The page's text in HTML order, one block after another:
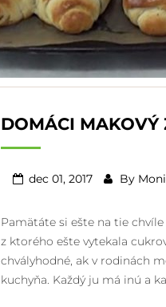
DOMÁCI MAKOVÝ
dec 01, 2017 By
Pamätáte si ešte na tie
z ktorého ešte vytekala
chvályhodné, ak v rodinách
kuchyňa. Každý ju má inú a